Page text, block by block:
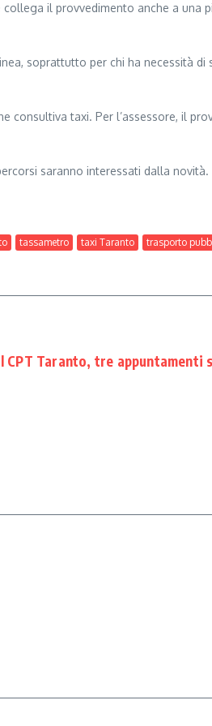
il provvedimento anche a una
soprattutto per chi ha necessità
taxi. Per l’assessore, il
saranno interessati dalla novità.
tassametro taxi Taranto trasporto
CPT Taranto, tre appuntamenti